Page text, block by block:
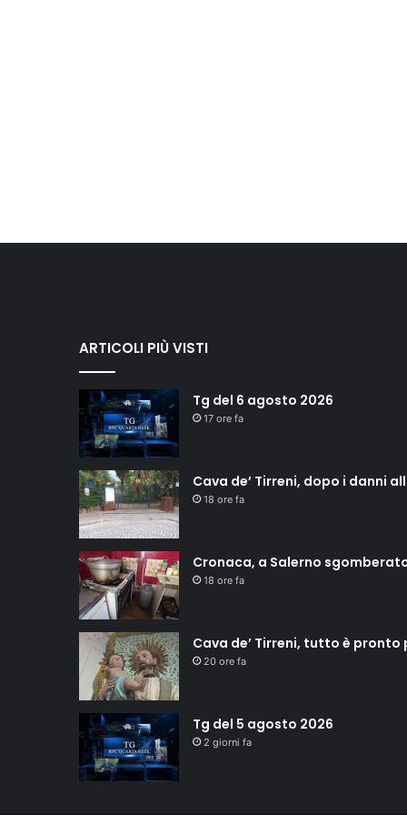
ARTICOLI PIÙ VISTI
Tg del 6 agosto 2026
17 ore fa
Cava de’ Tirreni, dopo i danni
18 ore fa
Cronaca, a Salerno
18 ore fa
Cava de’ Tirreni, tutto è
20 ore fa
Tg del 5 agosto 2026
2 giorni fa